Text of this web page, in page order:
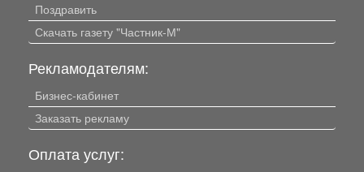
Поздравить
Скачать газету "Частник-М"
Рекламодателям:
Бизнес-кабинет
Заказать рекламу
Оплата услуг: